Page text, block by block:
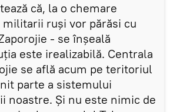
că, la o chemare
ruși vor părăsi cu
- se înșeală
este irealizabilă. Centrala
se află acum pe teritoriul
parte a sistemului
noastre. Și nu este nimic de